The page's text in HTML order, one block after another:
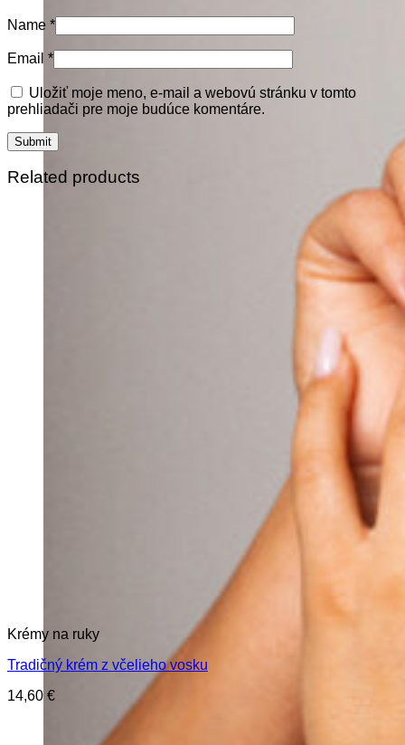
Name *
Email *
Uložiť moje meno, e-mail a webovú stránku v tomto
prehliadači pre moje budúce komentáre.
Related products
Krémy na ruky
Tradičný krém z včelieho vosku
14,60 €